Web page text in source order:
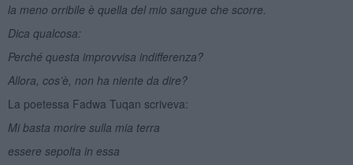
la meno orribile è quella del mio sangue che scorre.
Dica qualcosa:
Perché questa improvvisa indifferenza?
Allora, cos’è, non ha niente da dire?
La poetessa Fadwa Tuqan scriveva:
Mi basta morire sulla mia terra
essere sepolta in essa